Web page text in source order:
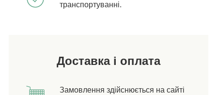
транспортуванні.
Доставка і оплата
Замовлення здійснюється на сайті